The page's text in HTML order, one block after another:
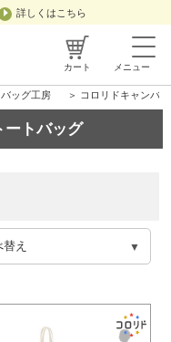
詳しくはこちら
カート メニュー
ッグ工房 ＞ コロリドキャンバ
ートバッグ